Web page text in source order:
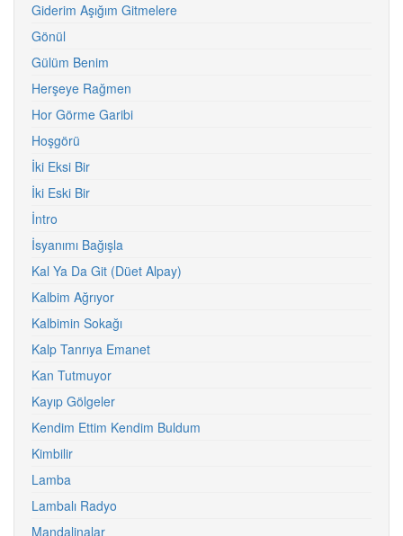
Giderim Aşığım Gitmelere
Gönül
Gülüm Benim
Herşeye Rağmen
Hor Görme Garibi
Hoşgörü
İki Eksi Bir
İki Eski Bir
İntro
İsyanımı Bağışla
Kal Ya Da Git (Düet Alpay)
Kalbim Ağrıyor
Kalbimin Sokağı
Kalp Tanrıya Emanet
Kan Tutmuyor
Kayıp Gölgeler
Kendim Ettim Kendim Buldum
Kimbilir
Lamba
Lambalı Radyo
Mandalinalar